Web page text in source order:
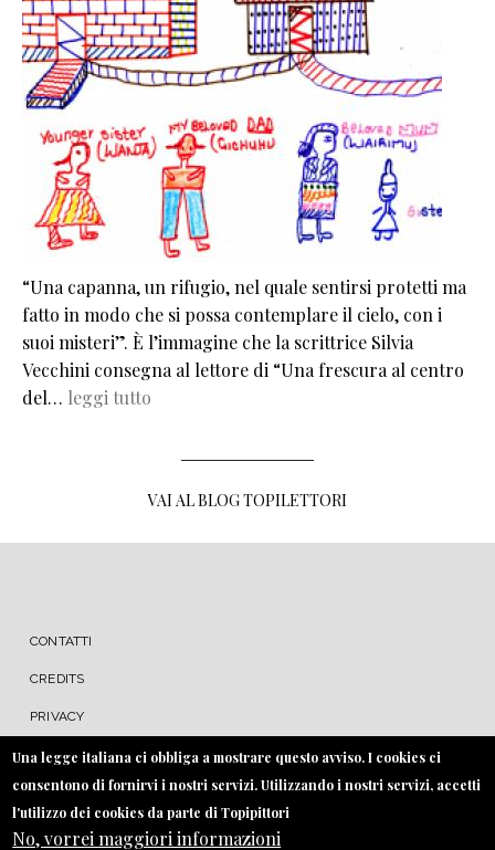
“Una capanna, un rifugio, nel quale sentirsi protetti ma
fatto in modo che si possa contemplare il cielo, con i
suoi misteri”. È l’immagine che la scrittrice Silvia
Vecchini consegna al lettore di “Una frescura al centro
del… leggi tutto
VAI AL BLOG TOPILETTORI
MENU FOOTER
CONTATTI
CREDITS
PRIVACY
COOKIE
Una legge italiana ci obbliga a mostrare questo avviso. I cookies ci
consentono di fornirvi i nostri servizi. Utilizzando i nostri servizi, accetti
l'utilizzo dei cookies da parte di Topipittori
No, vorrei maggiori informazioni